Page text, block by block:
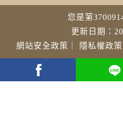
您是第
更新日期：
網站安全政策
隱私權政策